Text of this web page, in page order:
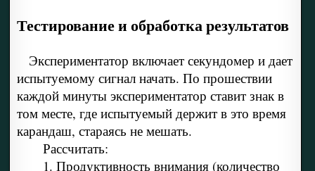
Тестирование и обработка результатов
Экспериментатор включает секундомер и дает
испытуемому сигнал начать. По прошествии
каждой минуты экспериментатор ставит знак в
том месте, где испытуемый держит в это время
карандаш, стараясь не мешать.
Рассчитать:
1. Продуктивность внимания (количество